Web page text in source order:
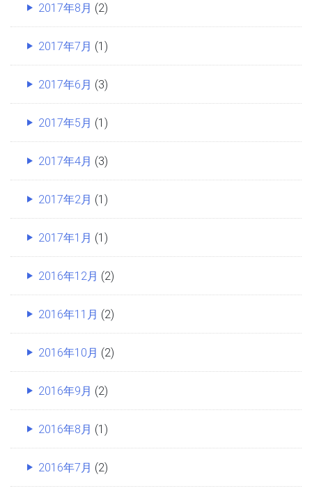
2017年8月 (2)
2017年7月 (1)
2017年6月 (3)
2017年5月 (1)
2017年4月 (3)
2017年2月 (1)
2017年1月 (1)
2016年12月 (2)
2016年11月 (2)
2016年10月 (2)
2016年9月 (2)
2016年8月 (1)
2016年7月 (2)